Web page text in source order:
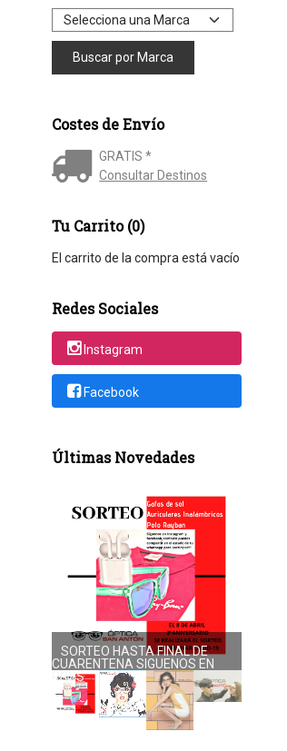
Costes de Envío
GRATIS *
Consultar Destinos
Tu Carrito (0)
El carrito de la compra está vacío
Redes Sociales
Instagram
Facebook
Últimas Novedades
NUEVA COLECCIÓN DOLORES
PROMESAS